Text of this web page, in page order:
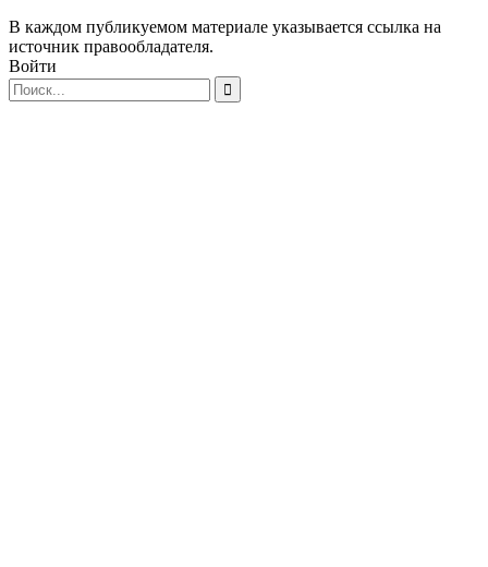
В каждом публикуемом материале указывается ссылка на
источник правообладателя.
Войти